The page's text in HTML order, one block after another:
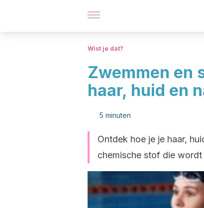
Wist je dat?
Zwemmen en
haar, huid en
5 minuten
Ontdek hoe je je haar,
chemische stof die